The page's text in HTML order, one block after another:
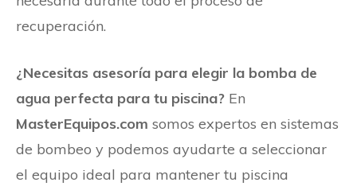
recuperación.
¿Necesitas asesoría para elegir la bomba de
agua perfecta para tu piscina? En
MasterEquipos.com somos expertos en sistemas
de bombeo y podemos ayudarte a seleccionar
el equipo ideal para mantener tu piscina